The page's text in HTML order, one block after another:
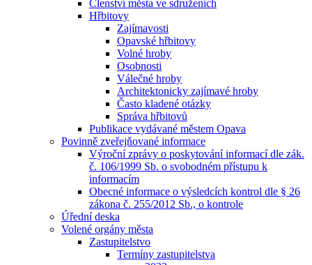
Členství města ve sdruženích
Hřbitovy
Zajímavosti
Opavské hřbitovy
Volné hroby
Osobnosti
Válečné hroby
Architektonicky zajímavé hroby
Často kladené otázky
Správa hřbitovů
Publikace vydávané městem Opava
Povinně zveřejňované informace
Výroční zprávy o poskytování informací dle zák.
č. 106/1999 Sb. o svobodném přístupu k
informacím
Obecné informace o výsledcích kontrol dle § 26
zákona č. 255/2012 Sb., o kontrole
Úřední deska
Volené orgány města
Zastupitelstvo
Termíny zastupitelstva